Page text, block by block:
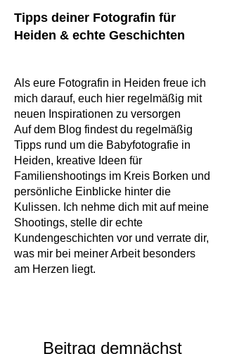
Tipps deiner Fotografin für
Heiden & echte Geschichten
Als eure Fotografin in Heiden freue ich
mich darauf, euch hier regelmäßig mit
neuen Inspirationen zu versorgen
Auf dem Blog findest du regelmäßig
Tipps rund um die Babyfotografie in
Heiden, kreative Ideen für
Familienshootings im Kreis Borken und
persönliche Einblicke hinter die
Kulissen. Ich nehme dich mit auf meine
Shootings, stelle dir echte
Kundengeschichten vor und verrate dir,
was mir bei meiner Arbeit besonders
am Herzen liegt.
Beitrag demnächst